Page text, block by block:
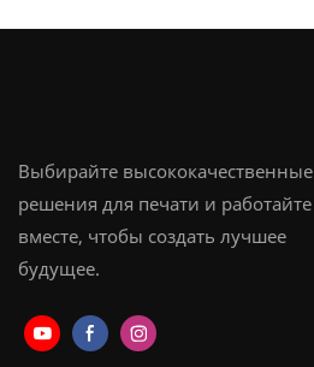
Выбирайте высококачественные
решения для печати и работайте
вместе, чтобы создать лучшее
будущее.